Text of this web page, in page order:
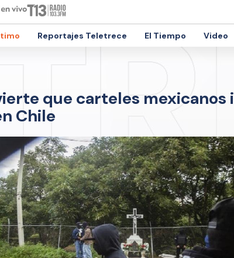
Reportajes Teletrece El Tiempo Video
que carteles mexicanos
Chile